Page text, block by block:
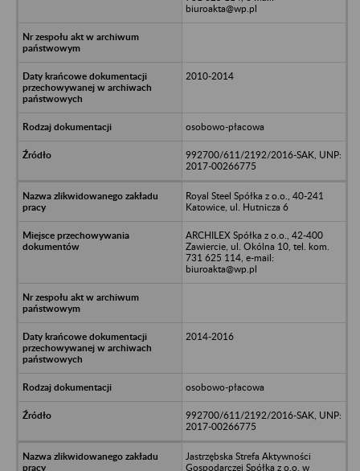
biuroakta@wp.pl
2010-2014
osobowo-płacowa
992700/611/2192/2016-SAK, UNP:
2017-00266775
Royal Steel Spółka z o.o., 40-241
Katowice, ul. Hutnicza 6
ARCHILEX Spółka z o.o., 42-400
Zawiercie, ul. Okólna 10, tel. kom.
731 625 114, e-mail:
biuroakta@wp.pl
2014-2016
osobowo-płacowa
992700/611/2192/2016-SAK, UNP:
2017-00266775
Jastrzębska Strefa Aktywności
Gospodarczej Spółka z o.o. w